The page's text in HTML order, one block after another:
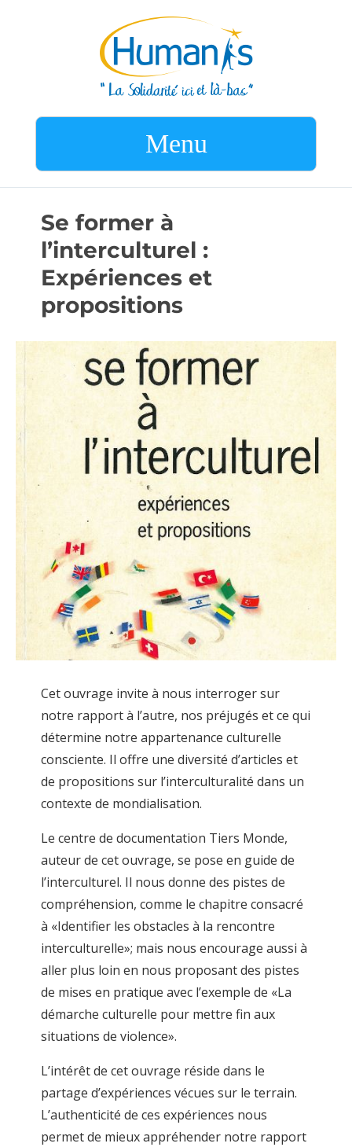
Menu
Se former à
l’interculturel :
Expériences et
propositions
Cet ouvrage invite à nous interroger sur
notre rapport à l’autre, nos préjugés et ce qui
détermine notre appartenance culturelle
consciente. Il offre une diversité d’articles et
de propositions sur l’interculturalité dans un
contexte de mondialisation.
Le centre de documentation Tiers Monde,
auteur de cet ouvrage, se pose en guide de
l’interculturel. Il nous donne des pistes de
compréhension, comme le chapitre consacré
à «Identifier les obstacles à la rencontre
interculturelle»; mais nous encourage aussi à
aller plus loin en nous proposant des pistes
de mises en pratique avec l’exemple de «La
démarche culturelle pour mettre fin aux
situations de violence».
L’intérêt de cet ouvrage réside dans le
partage d’expériences vécues sur le terrain.
L’authenticité de ces expériences nous
permet de mieux appréhender notre rapport